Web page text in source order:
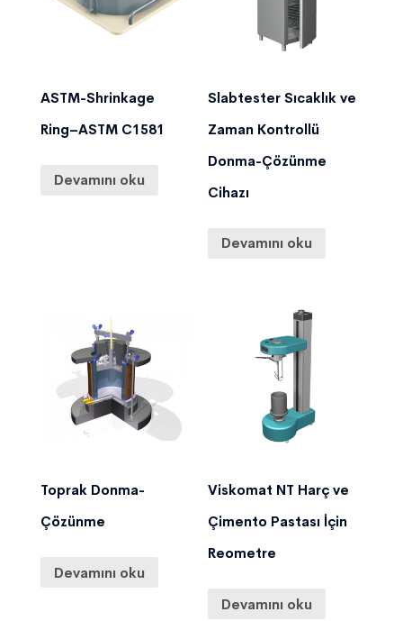
ASTM-Shrinkage
Ring–ASTM C1581
Devamını oku
Slabtester Sıcaklık ve
Zaman Kontrollü
Donma-Çözünme
Cihazı
Devamını oku
Toprak Donma-
Çözünme
Devamını oku
Viskomat NT Harç ve
Çimento Pastası İçin
Reometre
Devamını oku